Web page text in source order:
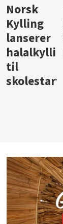
Knalltall
for Açai
Bowl